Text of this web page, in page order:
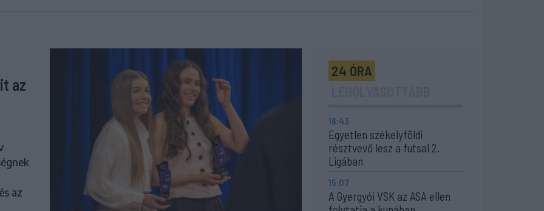
az
az
24 ÓRA
16:43
Egyetlen székelyföldi
résztvevő lesz a futsal 2.
Ligában
15:07
A Gyergyói VSK az ASA ellen